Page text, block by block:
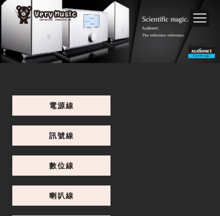
電源線
訊號線
數位線
喇叭線